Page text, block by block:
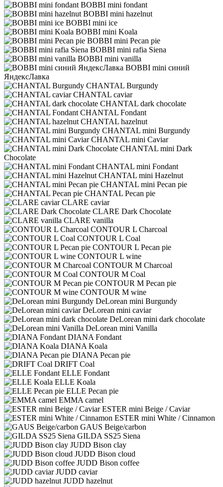
BOBBI mini fondant
BOBBI mini hazelnut
BOBBI mini ice
BOBBI mini Koala
BOBBI mini Pecan pie
BOBBI mini rafia Siena
BOBBI mini vanilla
BOBBI mini синий
ЯндексЛавка
CHANTAL Burgundy
CHANTAL caviar
CHANTAL dark chocolate
CHANTAL Fondant
CHANTAL hazelnut
CHANTAL mini Burgundy
CHANTAL mini Caviar
CHANTAL mini Dark
Chocolate
CHANTAL mini Fondant
CHANTAL mini Hazelnut
CHANTAL mini Pecan pie
CHANTAL Pecan pie
CLARE caviar
CLARE Dark Chocolate
CLARE vanilla
CONTOUR L Charcoal
CONTOUR L Coal
CONTOUR L Pecan pie
CONTOUR L wine
CONTOUR M Charcoal
CONTOUR M Coal
CONTOUR M Pecan pie
CONTOUR M wine
DeLorean mini Burgundy
DeLorean mini caviar
DeLorean mini dark chocolate
DeLorean mini Vanilla
DIANA Fondant
DIANA Koala
DIANA Pecan pie
DRIFT Coal
ELLE Fondant
ELLE Koala
ELLE Pecan pie
EMMA camel
ESTER mini Beige / Caviar
ESTER mini White / Cinnamon
GAUS Beige/carbon
GILDA SS25 Siena
JUDD Bison clay
JUDD Bison cloud
JUDD Bison coffee
JUDD caviar
JUDD hazelnut